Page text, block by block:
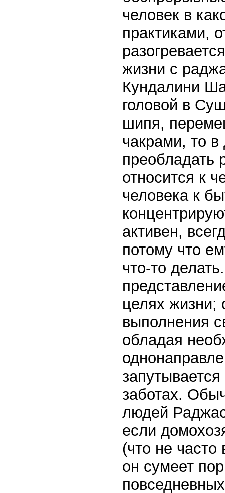
человек в
практиками,
жизни с
Кундалини
головой в
шипя,
чакрами, то в
преобладать
относится к
человека к
активен,
потому что
что-то
целях жизни;
выполнения
обладая
заботах.
людей
если
(что не часто
он сумеет